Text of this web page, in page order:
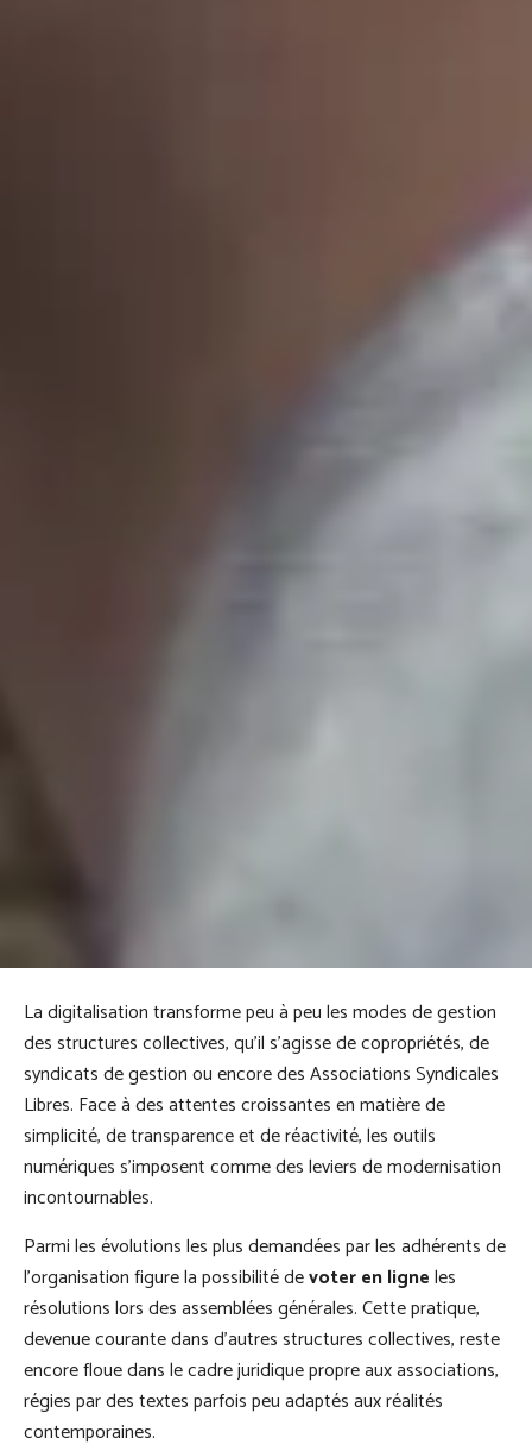
La digitalisation transforme peu à peu les modes de gestion
des structures collectives, qu’il s’agisse de copropriétés, de
syndicats de gestion ou encore des Associations Syndicales
Libres. Face à des attentes croissantes en matière de
simplicité, de transparence et de réactivité, les outils
numériques s’imposent comme des leviers de modernisation
incontournables.
Parmi les évolutions les plus demandées par les adhérents de
l'organisation figure la possibilité devoter en ligneles
résolutions lors des assemblées générales. Cette pratique,
devenue courante dans d'autres structures collectives, reste
encore floue dans le cadre juridique propre aux associations,
régies par des textes parfois peu adaptés aux réalités
contemporaines.